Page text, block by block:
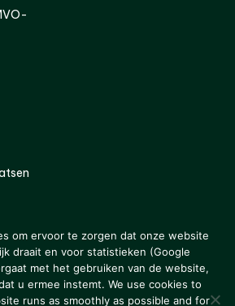
Molen EIS Colofon
Disclaimer
om ervoor te zorgen dat onze website
draait en voor statistieken (Google
met het gebruiken van de website,
u ermee instemt. We use cookies to
runs as smoothly as possible and for